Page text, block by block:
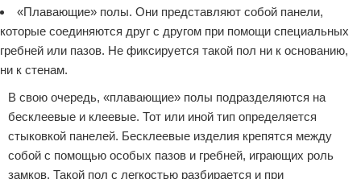
«Плавающие» полы. Они представляют собой панели,
которые соединяются друг с другом при помощи специальных
гребней или пазов. Не фиксируется такой пол ни к основанию,
ни к стенам.
В свою очередь, «плавающие» полы подразделяются на
бесклеевые и клеевые. Тот или иной тип определяется
стыковкой панелей. Бесклеевые изделия крепятся между
собой с помощью особых пазов и гребней, играющих роль
замков. Такой пол с легкостью разбирается и при